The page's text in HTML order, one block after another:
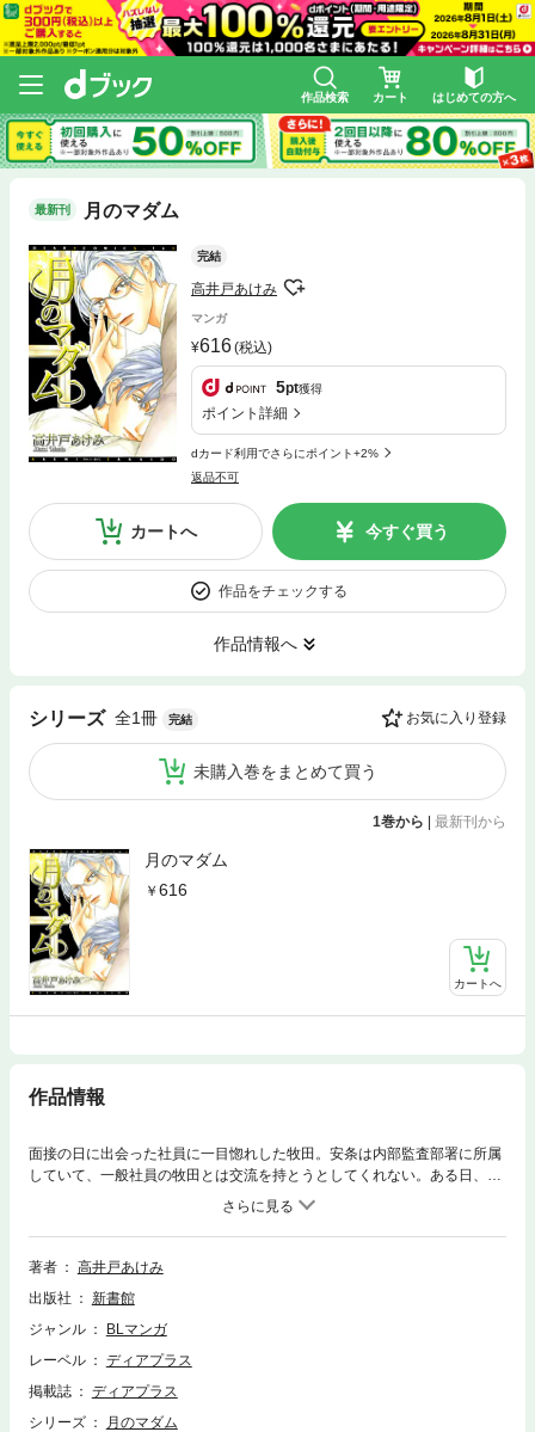
作品検索 カート はじめての方へ
最新刊 月のマダム
完結
高井戸あけみ
マンガ
616(税込)
5pt獲得
ポイント詳細
dカード利用でさらにポイント+2%
返品不可
カートへ 今すぐ買う
作品をチェックする
作品情報へ
シリーズ 全1冊 完結 お気に入り登録
未購入巻をまとめて買う
1巻から 最新刊から
月のマダム
616
カートへ
作品情報
面接の日に出会った社員に一目惚れした牧田。安条は内部監査部署に所属
していて、一般社員の牧田とは交流を持とうとしてくれない。ある日、牧
田は立ち寄ったバーで安条が描かれた絵を見つける。そしてその絵が「画
家の男性が恋人をモデルに描いたものだ」と聞かされて……。大人たちの
ムーンライト・ラブ・アフェア!!
著者
高井戸あけみ
出版社
新書館
ジャンル
BLマンガ
レーベル
ディアプラス
掲載誌
ディアプラス
シリーズ
月のマダム